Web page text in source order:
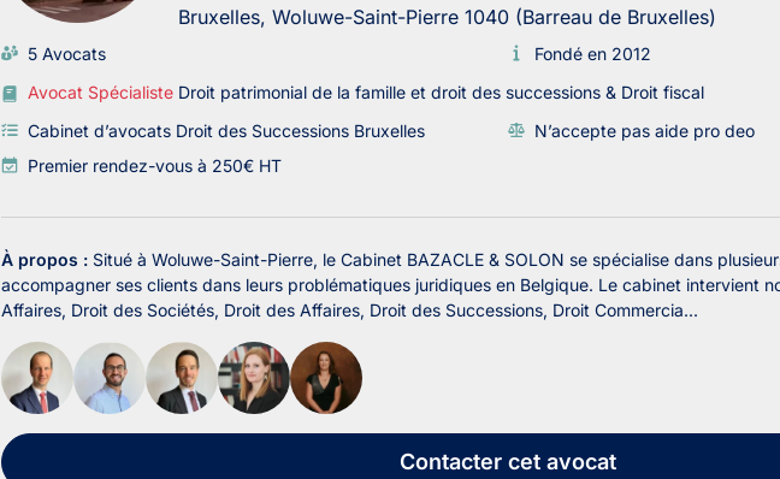
Bruxelles, Woluwe-Saint-Pierre 1040 (Barreau de Bruxelles)
5 Avocats
Fondé en 2012
Avocat Spécialiste Droit patrimonial de la famille et droit des successions & Droit fiscal
Cabinet d’avocats Droit des Successions Bruxelles
N’accepte pas aide pro deo
Premier rendez-vous à 250€ HT
À propos : Situé à Woluwe-Saint-Pierre, le Cabinet BAZACLE & SOLON se spécialise dans
accompagner ses clients dans leurs problématiques juridiques en Belgique. Le cabinet intervient
Affaires, Droit des Sociétés, Droit des Affaires, Droit des Successions, Droit Commercia...
Contactercet avocat